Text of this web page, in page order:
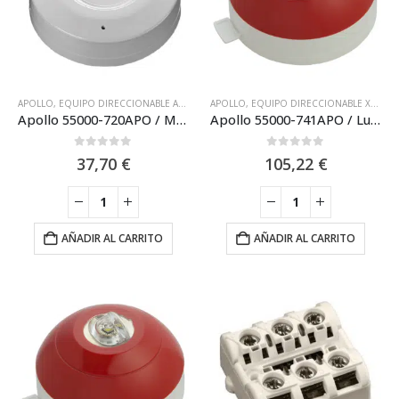
APOLLO, EQUIPO DIRECCIONABLE APOLLO DISCOVERY XP95 , EQUIPO
Apollo 55000-720APO / Módulo Apollo Aislador Cortocircuito XP95 – Discovery
37,70 €
AÑADIR AL CARRITO
APOLLO, EQUIPO DIRECCIONABLE XP95 APOLLO
Apollo 55000-741APO / Luz de flash Apollo analógica de pared cobertura 6m XP95
105,22 €
AÑADIR AL CARRITO